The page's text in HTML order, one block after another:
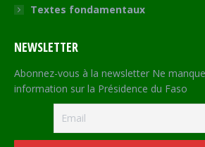
Textes fondamentaux
NEWSLETTER
Abonnez-vous à la newsletter Ne
information sur la Présidence du Faso